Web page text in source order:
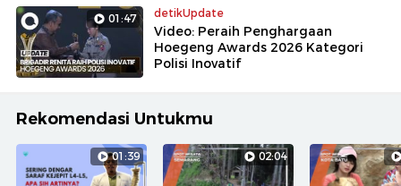
01:47 detikUpdate
Video: Peraih Penghargaan
Hoegeng Awards 2026 Kategori
Polisi Inovatif
Rekomendasi Untukmu
01:39 02:04